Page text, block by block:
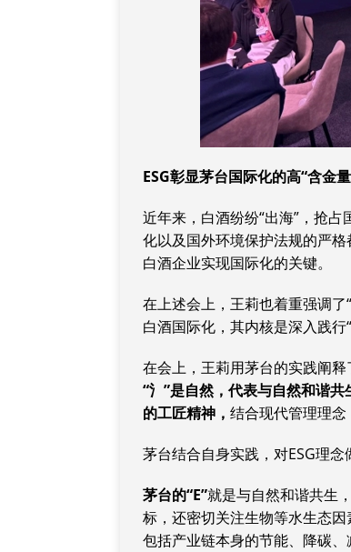
ESG彰显茅台国际化的高“含金
近年来，白酒纷纷“出海”，抢
化以及国外环境保护法规的严
白酒企业实现国际化的关键。
在上述会上，王莉也着重强调了
白酒国际化，其内核是深入践行
在会上，王莉用茅台的实践阐释
“氵”是自然，代表与自然和谐
的工匠精神， 结合现代管理理念
茅台结合自身实践，对ESG理念
茅台的“E”就是与自然和谐共生
标，还密切关注生物等水生态
包括产业链本身的节能、降碳